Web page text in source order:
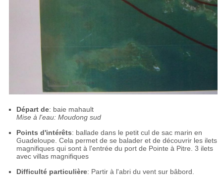
Départ de: baie mahault
Mise à l'eau: Moudong sud
Points d'intérêts: ballade dans le petit cul de sac marin en
Guadeloupe. Cela permet de se balader et de découvrir les ilets
magnifiques qui sont à l'entrée du port de Pointe à Pitre. 3 ilets
avec villas magnifiques
Difficulté particulière: Partir à l'abri du vent sur bâbord.